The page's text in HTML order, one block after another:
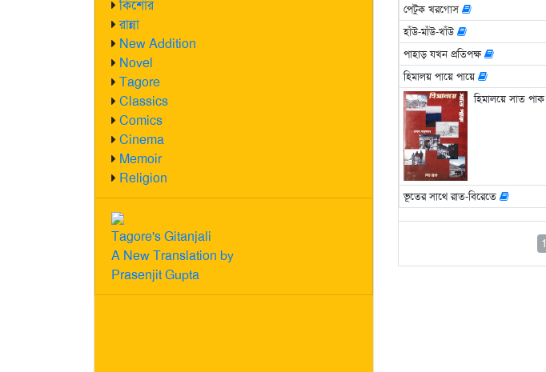
কিশোর
রান্না
New Addition
Novel
Tagore
Classics
Comics
Cinema
Memoir
Religion
Tagore's Gitanjali
A New Translation by
Prasenjit Gupta
পেটুক খরগোস
হাঁউ-মাঁউ-খাঁউ
পাহাড় যখন প্রতিপক্ষ
হিমালয় পায়ে পায়ে
হিমালয়ে সাত পাক
ভূতের সাথে রাত-বিরেতে
1